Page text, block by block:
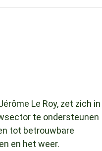
Le Roy, zet zich in
te ondersteunen
tot betrouwbare
en het weer.